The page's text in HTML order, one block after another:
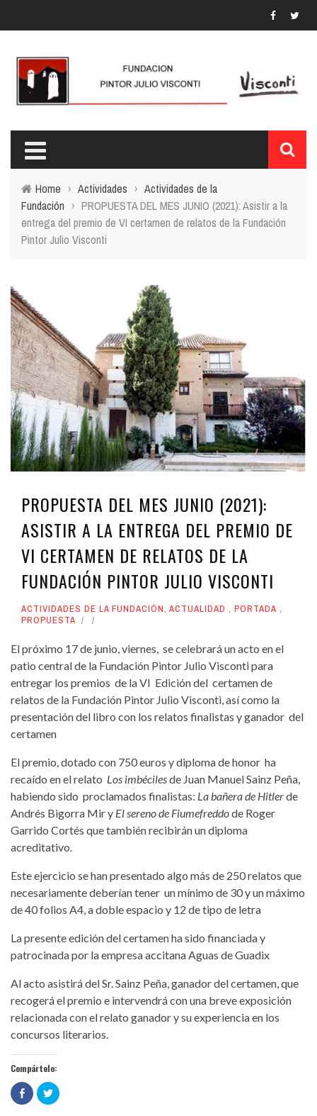
Home › Actividades › Actividades de la
Fundación › PROPUESTA DEL MES JUNIO (2021): Asistir a la
entrega del premio de VI certamen de relatos de la Fundación
Pintor Julio Visconti
PROPUESTA DEL MES JUNIO (2021):
ASISTIR A LA ENTREGA DEL PREMIO DE
VI CERTAMEN DE RELATOS DE LA
FUNDACIÓN PINTOR JULIO VISCONTI
ACTIVIDADES DE LA FUNDACIÓN, ACTUALIDAD , PORTADA ,
PROPUESTA
El próximo 17 de junio, viernes, se celebrará un acto en el
patio central de la Fundación Pintor Julio Visconti para
entregar los premios de la VI Edición del certamen de
relatos de la Fundación Pintor Julio Visconti, así como la
presentación del libro con los relatos finalistas y ganador del
certamen
El premio, dotado con 750 euros y diploma de honor ha
recaído en el relato Los imbécilesde Juan Manuel Sainz Peña,
habiendo sido proclamados finalistas: La bañera de Hitlerde
Andrés Bigorra Mir y El sereno de Fiumefreddode Roger
Garrido Cortés que también recibirán un diploma
acreditativo.
Este ejercicio se han presentado algo más de 250 relatos que
necesariamente deberían tener un mínimo de 30 y un máximo
de 40 folios A4, a doble espacio y 12 de tipo de letra
La presente edición del certamen ha sido financiada y
patrocinada por la empresa accitana Aguas de Guadix
Al acto asistirá del Sr. Sainz Peña, ganador del certamen, que
recogerá el premio e intervendrá con una breve exposición
relacionada con el relato ganador y su experiencia en los
concursos literarios.
Compártelo:
Haz
clic
para
Haz
clic